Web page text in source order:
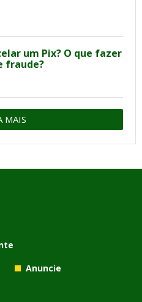
um Pix? O que fazer
fraude?
MAIS
Anuncie